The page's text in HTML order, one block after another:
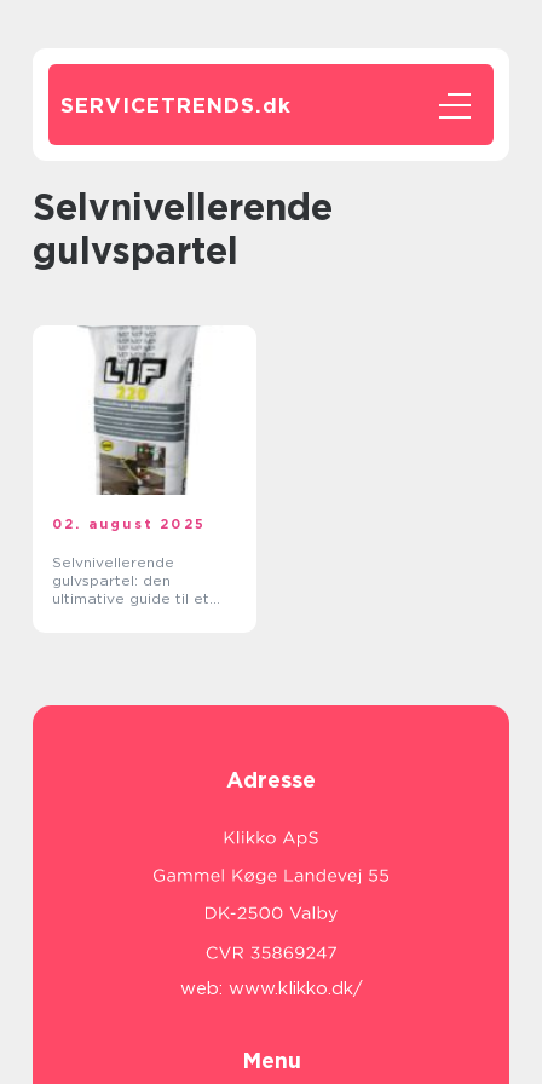
SERVICETRENDS.dk
Selvnivellerende
gulvspartel
02. august 2025
Selvnivellerende
gulvspartel: den
ultimative guide til et
Adresse
web: www.klikko.dk/
Menu